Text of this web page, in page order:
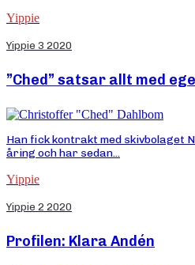
Yippie
Yippie 3 2020
”Ched” satsar allt med
Han fick kontrakt med skivbolaget
åring och har sedan...
Yippie
Yippie 2 2020
Profilen: Klara Andén